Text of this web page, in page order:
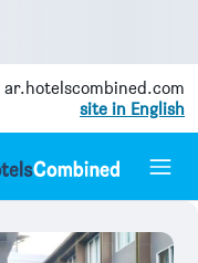
ar.hotelscombined.com
site in English